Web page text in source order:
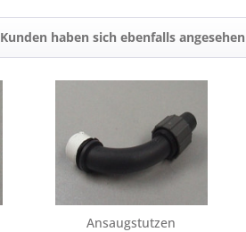
Kunden haben sich ebenfalls angesehen
Ansaugstutzen